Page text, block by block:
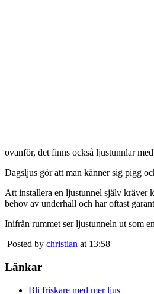
ovanför, det finns också ljustunnlar
Dagsljus gör att man känner sig pigg
Att installera en ljustunnel själv kräver
behov av underhåll och har oftast
Inifrån rummet ser ljustunneln ut som
Posted by christian at 13:58
Länkar
Bli friskare med mer ljus